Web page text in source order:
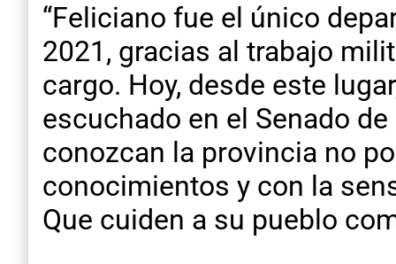
“Feliciano fue el único
2021, gracias al trabajo
cargo. Hoy, desde este
escuchado en el Senado
conozcan la provincia no
conocimientos y con la
Que cuiden a su pueblo